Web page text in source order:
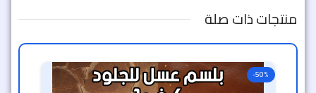
منتجات ذات صلة
-50%